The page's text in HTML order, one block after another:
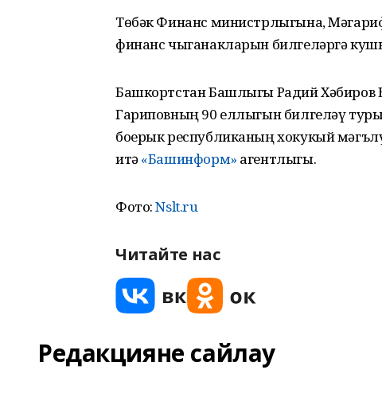
Төбәк Финанс министрлыгына,
финанс чыганакларын билгеләргә
Башкортстан Башлыгы Радий
Гариповның 90 еллыгын билгеләү
боерык республиканың хокукый
итә«Башинформ» агентлыгы.
Фото:Nslt.ru
Читайте нас
Редакцияне сайлау